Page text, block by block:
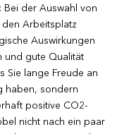
: Bei der Auswahl von
Arbeitsplatz
Auswirkungen
und gute Qualität
Sie lange Freude an
haben, sondern
positive CO2-
nicht nach ein paar